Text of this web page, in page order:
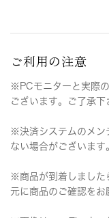
ご利用の注意
※PCモニターと実際
ございます。ご了承下
※決済システムのメン
ない場合がございます
※商品が到着しました
元に商品のご確認をお